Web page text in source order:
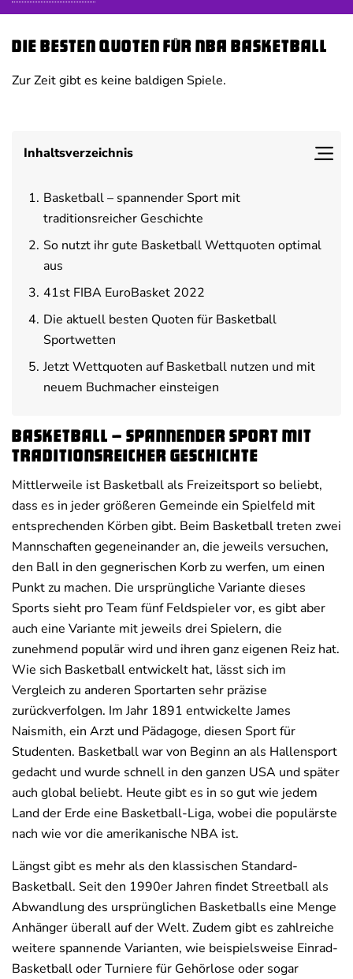
Die besten Quoten für NBA Basketball
Zur Zeit gibt es keine baldigen Spiele.
Inhaltsverzeichnis
Basketball – spannender Sport mit
traditionsreicher Geschichte
So nutzt ihr gute Basketball Wettquoten optimal
aus
41st FIBA EuroBasket 2022
Die aktuell besten Quoten für Basketball
Sportwetten
Jetzt Wettquoten auf Basketball nutzen und mit
neuem Buchmacher einsteigen
Basketball – spannender Sport mit
traditionsreicher Geschichte
Mittlerweile ist Basketball als Freizeitsport so beliebt,
dass es in jeder größeren Gemeinde ein Spielfeld mit
entsprechenden Körben gibt. Beim Basketball treten zwei
Mannschaften gegeneinander an, die jeweils versuchen,
den Ball in den gegnerischen Korb zu werfen, um einen
Punkt zu machen. Die ursprüngliche Variante dieses
Sports sieht pro Team fünf Feldspieler vor, es gibt aber
auch eine Variante mit jeweils drei Spielern, die
zunehmend populär wird und ihren ganz eigenen Reiz hat.
Wie sich Basketball entwickelt hat, lässt sich im
Vergleich zu anderen Sportarten sehr präzise
zurückverfolgen. Im Jahr 1891 entwickelte James
Naismith, ein Arzt und Pädagoge, diesen Sport für
Studenten. Basketball war von Beginn an als Hallensport
gedacht und wurde schnell in den ganzen USA und später
auch global beliebt. Heute gibt es in so gut wie jedem
Land der Erde eine Basketball-Liga, wobei die populärste
nach wie vor die amerikanische NBA ist.
Längst gibt es mehr als den klassischen Standard-
Basketball. Seit den 1990er Jahren findet Streetball als
Abwandlung des ursprünglichen Basketballs eine Menge
Anhänger überall auf der Welt. Zudem gibt es zahlreiche
weitere spannende Varianten, wie beispielsweise Einrad-
Basketball oder Turniere für Gehörlose oder sogar